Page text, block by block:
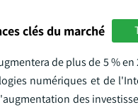
clés du marché
de plus de 5 %
numériques et de
des